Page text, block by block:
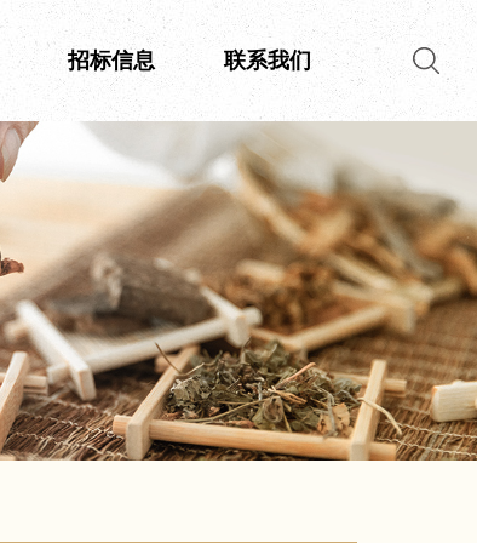
招标信息 联系我们